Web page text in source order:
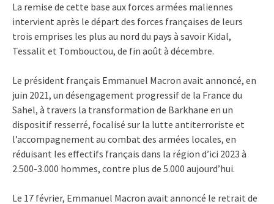
La remise de cette base aux forces armées maliennes
intervient après le départ des forces françaises de leurs
trois emprises les plus au nord du pays à savoir Kidal,
Tessalit et Tombouctou, de fin août à décembre.
Le président français Emmanuel Macron avait annoncé, en
juin 2021, un désengagement progressif de la France du
Sahel, à travers la transformation de Barkhane en un
dispositif resserré, focalisé sur la lutte antiterroriste et
l’accompagnement au combat des armées locales, en
réduisant les effectifs français dans la région d’ici 2023 à
2.500-3.000 hommes, contre plus de 5.000 aujourd’hui.
Le 17 février, Emmanuel Macron avait annoncé le retrait de